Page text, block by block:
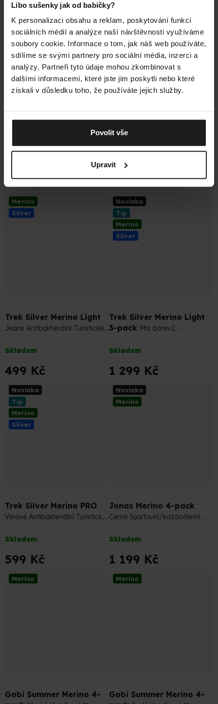
Libo sušenky jak od babičky?
K personalizaci obsahu a reklam, poskytování funkcí
sociálních médií a analýze naší návštěvnosti využíváme
soubory cookie. Informace o tom, jak náš web používáte,
sdílíme se svými partnery pro sociální média, inzerci a
analýzy. Partneři tyto údaje mohou zkombinovat s
dalšími informacemi, které jste jim poskytli nebo které
získali v důsledku toho, že používáte jejich služby.
Povolit vše
Upravit
5,0
hvězdiček.
5,0
z
5
hvězdiček.
Silver
Trek Silver Merino Light
Turistické Merino Ponožky
Průměrné
produktu
je
4,9
499 Kč
Tip
Merino
1 287 Kč –14 %
Run Merino PRO Low 3-
Běžecké Merino Ponožky
Průměrné
hodnocení
produktu
je
5,0
hvězdiček.
Skladem
1 099 Kč
Merino
Silver
Trek Silver Merino Light
Jeans Antibakteriální Turistické
hodnocení
produktu
je
5,0
hvězdiček.
Skladem
499 Kč
Novinka
Tip
Merino
Silver
Trek Silver Merino Light
3-pack Mix barev2
Ponožky
hodnocení
produktu
je
5,0
Skladem
1 299 Kč
Novinka
Tip
Merino
Silver
Trek Silver Merino PRO
Vínové Antibakteriální Turistické
hodnocení
produktu
je
5,0
Skladem
599 Kč
Novinka
Merino
Jonas Merino 4-pack
Černé Sportovní/každodenní
hodnocení
produktu
je
5,0
Skladem
1 199 Kč
Merino
Gobi Summer Merino 4-
Merino
Gobi Summer Merino 4-